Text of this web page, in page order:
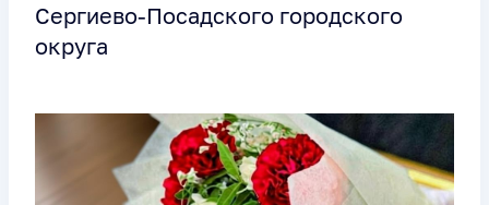
Сергиево‑Посадского городского
округа